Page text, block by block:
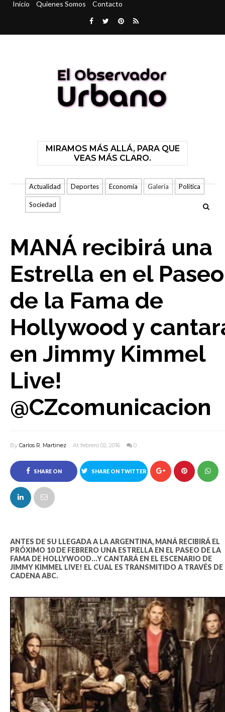
Inicio Quienes Somos Contacto
MIRAMOS MÁS ALLÁ, PARA QUE
VEAS MÁS CLARO.
Actualidad Deportes Economía Galería Politica
Sociedad
MANÁ recibirá una
Estrella en el Paseo
de la Fama de
Hollywood y
en Jimmy Kimmel
Live!
@CZcomunicacion
By Carlos R. Martinez At febrero 02, 2016 0
SHARE ON
FACEBOOK
SHARE ON TWITTER
ANTES DE SU LLEGADA A LA ARGENTINA, MANÁ RECIBIRÁ EL
PRÓXIMO 10 DE FEBRERO UNA ESTRELLA EN EL PASEO DE LA
FAMA DE HOLLYWOOD...Y CANTARÁ EN EL ESCENARIO DE
JIMMY KIMMEL LIVE! EL CUAL ES TRANSMITIDO A TRAVÉS DE
CADENA ABC.